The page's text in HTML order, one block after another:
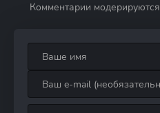
Комментарии модерируются